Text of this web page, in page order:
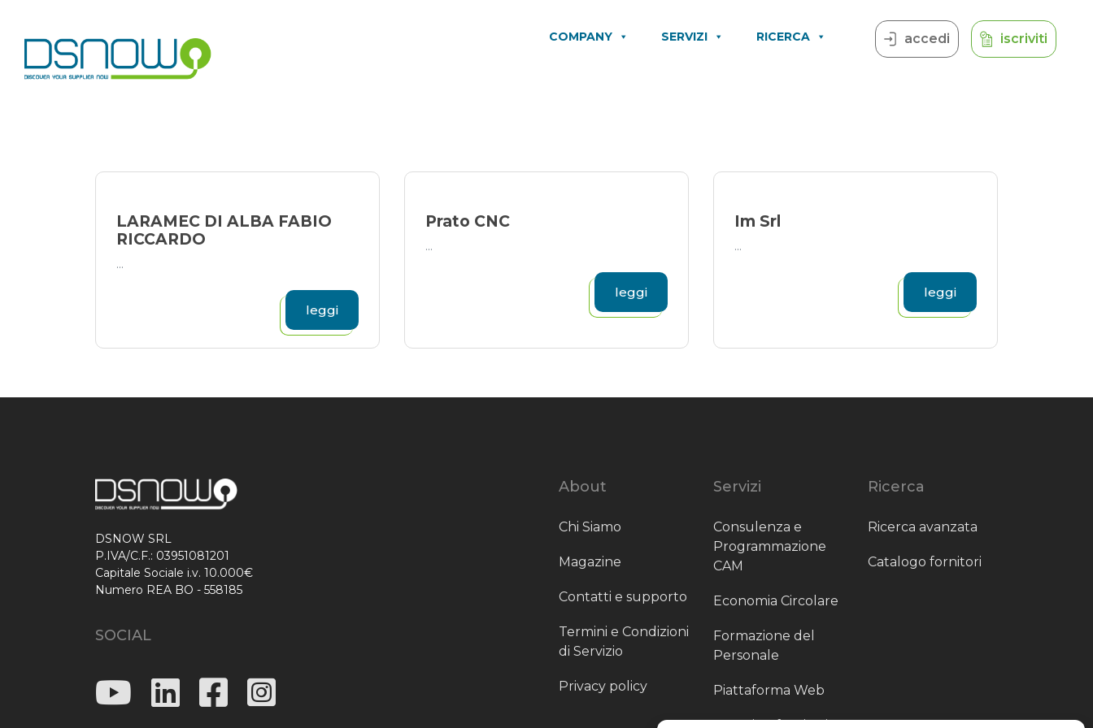
content
COMPANY SERVIZI RICERCA accedi iscriviti
LARAMEC DI ALBA FABIO
RICCARDO
...
leggi
Prato CNC
...
leggi
Im Srl
...
leggi
DSNOW SRL
P.IVA/C.F.: 03951081201
Capitale Sociale i.v. 10.000€
Numero REA BO - 558185
SOCIAL
About
Chi Siamo
Magazine
Contatti e supporto
Termini e Condizioni
di Servizio
Privacy policy
Servizi
Consulenza e
Programmazione
CAM
Economia Circolare
Formazione del
Personale
Piattaforma Web
Ricerca
Ricerca avanzata
Catalogo fornitori